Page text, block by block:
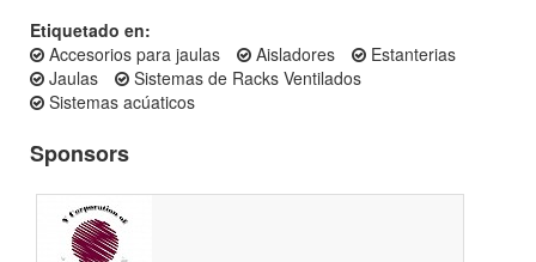
Etiquetado en:
Accesorios para jaulas
Aisladores
Estanterias
Jaulas
Sistemas de Racks Ventilados
Sistemas acúaticos
Sponsors